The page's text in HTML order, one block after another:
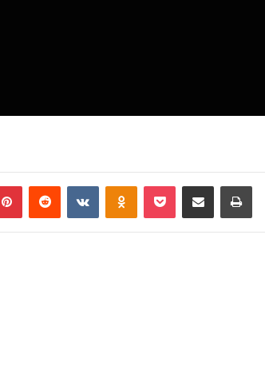
PinterestReddit VKontakteOdnoklassniki
Pocket Podijeli putem Emaila